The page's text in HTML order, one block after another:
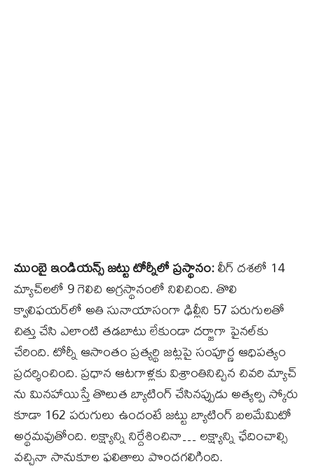
ముంబై ఇండియన్స్‌ జట్టు టోర్నీలో ప్రస్థానం:లీగ్‌ దశలో 14
మ్యాచ్‌లలో 9 గెలిచి అగ్రస్థానంలో నిలిచింది. తొలి
క్వాలిఫయర్‌లో అతి సునాయాసంగా ఢిల్లీని 57 పరుగులతో
చిత్తు చేసి ఎలాంటి తడబాటు లేకుండా దర్జాగా ఫైనల్‌కు
చేరింది. టోర్నీ ఆసాంతం ప్రత్యర్థి జట్లపై సంపూర్ణ ఆధిపత్యం
ప్రదర్శించింది. ప్రధాన ఆటగాళ్లకు విశ్రాంతినిచ్చిన చివరి మ్యాచ్‌
ను మినహాయిస్తే తొలుత బ్యాటింగ్‌ చేసినప్పుడు అత్యల్ప స్కోరు
కూడా 162 పరుగులు ఉందంటే జట్టు బ్యాటింగ్‌ బలమేమిటో
అర్థమవుతోంది. లక్ష్యాన్ని నిర్దేశించినా… లక్ష్యాన్ని ఛేదించాల్సి
వచ్చినా సానుకూల ఫలితాలు పొందగలిగింది.